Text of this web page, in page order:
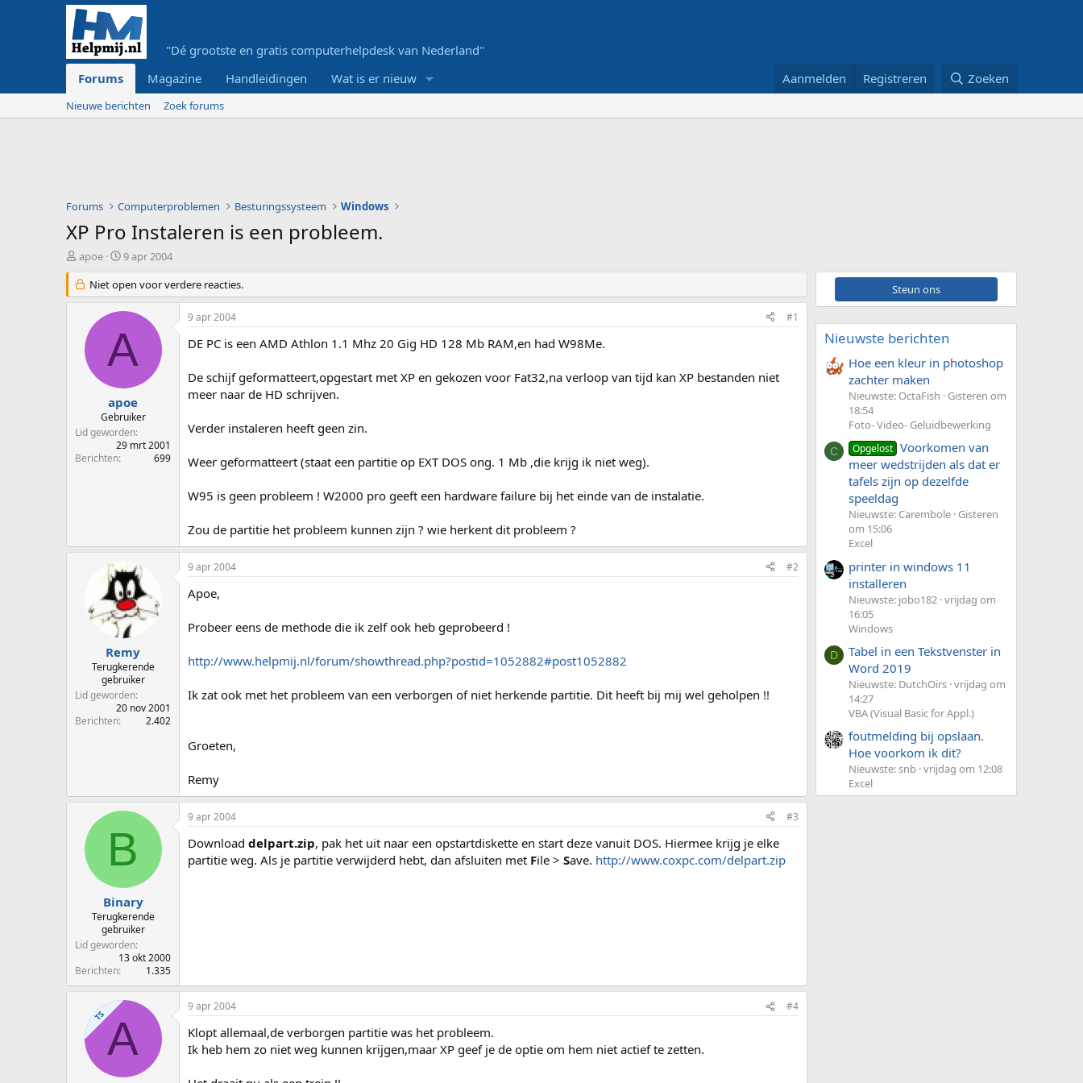
"Dé grootste en gratis computerhelpdesk van Nederland"
Forums
Magazine Handleidingen Wat is er nieuw Aanmelden Registreren Zoeken
Nieuwe berichten Zoek forums
Forums Computerproblemen Besturingssysteem Windows
XP Pro Instaleren is een probleem.
O
d
e
r
e
apoe
S
a
r
t
a
t
m
9 apr 2004
Niet open voor verdere reacties.
A
apoe
Gebruiker
Lid geworden
29 mrt 2001
Berichten
699
9 apr 2004 #1
DE PC is een AMD Athlon 1.1 Mhz 20 Gig HD 128 Mb RAM,en had W98Me.
De schijf geformatteert,opgestart met XP en gekozen voor Fat32,na verloop van tijd kan XP bestanden niet
meer naar de HD schrijven.
Verder instaleren heeft geen zin.
Weer geformatteert (staat een partitie op EXT DOS ong. 1 Mb ,die krijg ik niet weg).
W95 is geen probleem ! W2000 pro geeft een hardware failure bij het einde van de instalatie.
Zou de partitie het probleem kunnen zijn ? wie herkent dit probleem ?
Remy
Terugkerende
gebruiker
Lid geworden
20 nov 2001
Berichten
2.402
9 apr 2004 #2
Apoe,
Probeer eens de methode die ik zelf ook heb geprobeerd !
http://www.helpmij.nl/forum/showthread.php?postid=1052882#post1052882
Ik zat ook met het probleem van een verborgen of niet herkende partitie. Dit heeft bij mij wel geholpen !!
Groeten,
Remy
B
Binary
Terugkerende
gebruiker
Lid geworden
13 okt 2000
Berichten
1.335
9 apr 2004 #3
Download delpart.zip, pak het uit naar een opstartdiskette en start deze vanuit DOS. Hiermee krijg je elke
partitie weg. Als je partitie verwijderd hebt, dan afsluiten met File > Save. http://www.coxpc.com/delpart.zip
TSA
9 apr 2004 #4
Klopt allemaal,de verborgen partitie was het probleem.
Ik heb hem zo niet weg kunnen krijgen,maar XP geef je de optie om hem niet actief te zetten.
Steun ons
Nieuwste berichten
Hoe een kleur in photoshop
zachter maken
Nieuwste: OctaFish
Gisteren om
18:54
Foto- Video- Geluidbewerking
C Opgelost Voorkomen van
meer wedstrijden als dat er
tafels zijn op dezelfde
speeldag
Nieuwste: Carembole Gisteren
om 15:06
Excel
printer in windows 11
installeren
Nieuwste: jobo182 vrijdag om
16:05
Windows
D
Tabel in een Tekstvenster in
Word 2019
Nieuwste: DutchOirs vrijdag om
14:27
VBA (Visual Basic for Appl.)
foutmelding bij opslaan.
Hoe voorkom ik dit?
Nieuwste: snb vrijdag om 12:08
Excel